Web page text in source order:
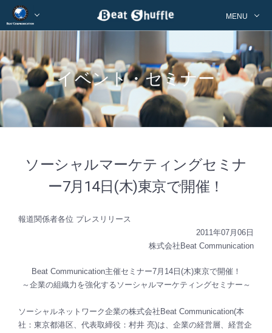
MENU
イベント・セミナー
ソーシャルマーケティングセミナ
ー7月14日(木)東京で開催！
報道関係者各位 プレスリリース
2011年07月06日
株式会社Beat Communication
Beat Communication主催セミナー7月14日(木)東京で開催！
～企業の組織力を強化するソーシャルマーケティングセミナー～
ソーシャルネットワーク企業の株式会社Beat Communication(本
社：東京都港区、代表取締役：村井 亮)は、企業の経営層、経営企